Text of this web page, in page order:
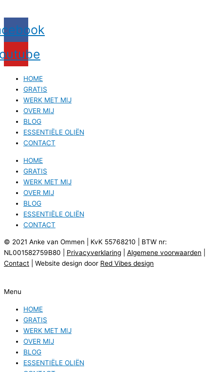
HOME
GRATIS
WERK MET MIJ
OVER MIJ
BLOG
ESSENTIËLE OLIËN
CONTACT
HOME
GRATIS
WERK MET MIJ
OVER MIJ
BLOG
ESSENTIËLE OLIËN
CONTACT
© 2021 Anke van Ommen | KvK 55768210 | BTW nr:
NL001582759B80 | Privacyverklaring Algemene voorwaarden
Contact | Website design door Red Vibes design
Menu
HOME
GRATIS
WERK MET MIJ
OVER MIJ
BLOG
ESSENTIËLE OLIËN